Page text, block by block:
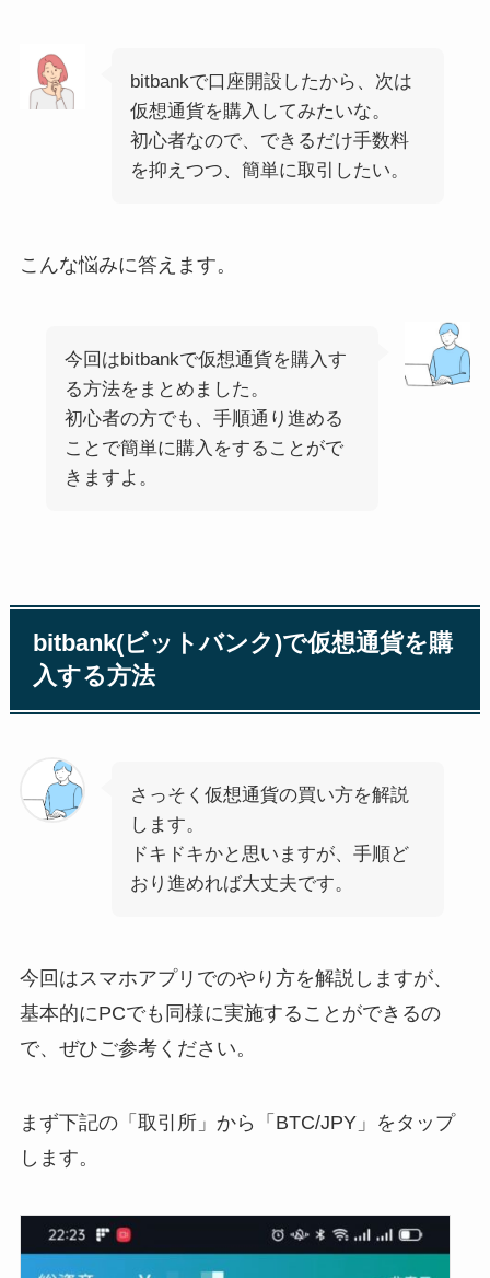
bitbankで口座開設したから、次は
仮想通貨を購入してみたいな。
初心者なので、できるだけ手数料
を抑えつつ、簡単に取引したい。
こんな悩みに答えます。
今回はbitbankで仮想通貨を購入す
る方法をまとめました。
初心者の方でも、手順通り進める
ことで簡単に購入をすることがで
きますよ。
bitbank(ビットバンク)で仮想通貨を購
入する方法
さっそく仮想通貨の買い方を解説
します。
ドキドキかと思いますが、手順ど
おり進めれば大丈夫です。
今回はスマホアプリでのやり方を解説しますが、
基本的にPCでも同様に実施することができるの
で、ぜひご参考ください。
まず下記の「取引所」から「BTC/JPY」をタップ
します。